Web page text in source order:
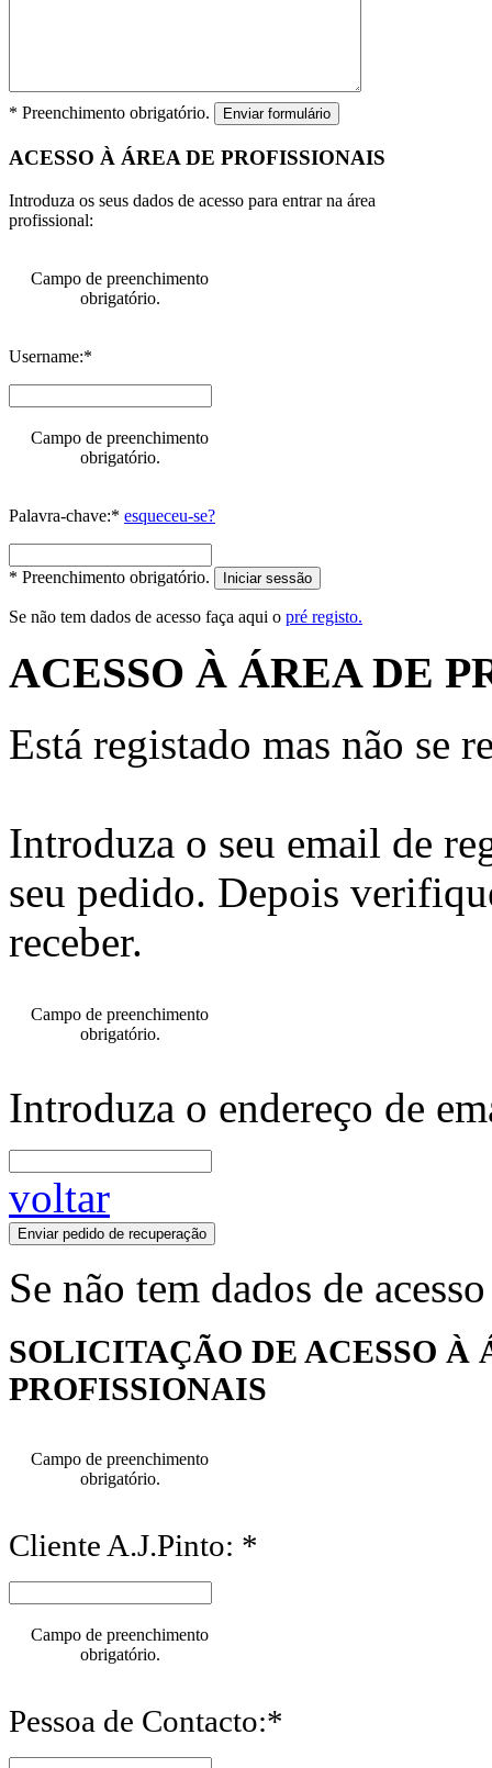
* Preenchimento obrigatório. Enviar formulário
ACESSO À ÁREA DE PROFISSIONAIS
Introduza os seus dados de acesso para entrar na área
profissional:
Campo de preenchimento
obrigatório.
Username:*
Campo de preenchimento
obrigatório.
Palavra-chave:* esqueceu-se?
* Preenchimento obrigatório. Iniciar sessão
Se não tem dados de acesso faça aqui o pré registo.
ACESSO À ÁREA DE
Está registado mas não se
Introduza o seu email de
seu pedido. Depois
receber.
Campo de preenchimento
obrigatório.
Introduza o endereço de
voltar
Enviar pedido de recuperação
Se não tem dados de
SOLICITAÇÃO DE ACESSO À
PROFISSIONAIS
Campo de preenchimento
obrigatório.
Cliente A.J.Pinto: *
Campo de preenchimento
obrigatório.
Pessoa de Contacto:*